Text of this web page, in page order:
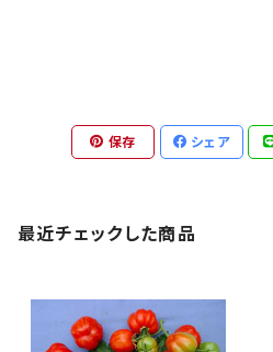
保存 シェア
最近チェックした商品